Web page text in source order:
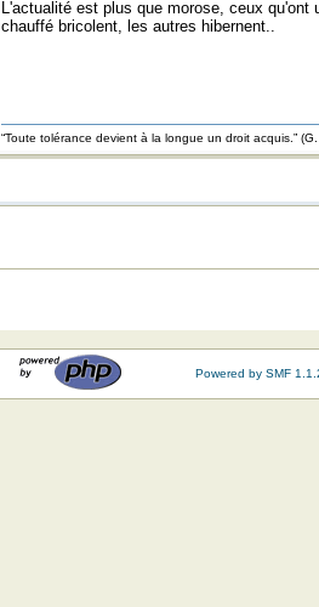
L'actualité est plus que morose, ceux qu'ont
chauffé bricolent, les autres hibernent..
“Toute tolérance devient à la longue un droit acquis.”
Powered by SMF